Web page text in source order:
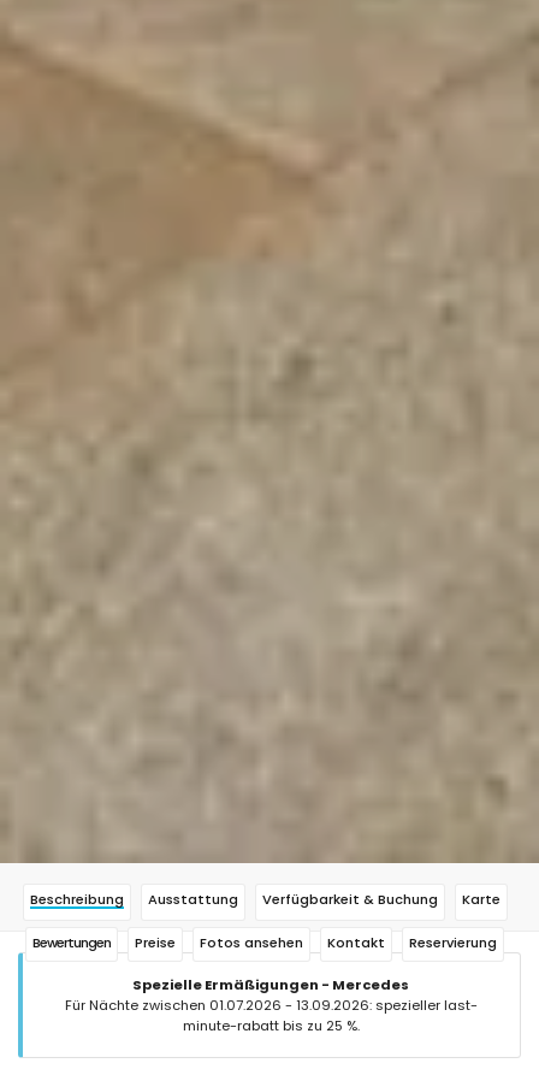
Beschreibung Ausstattung Verfügbarkeit & Buchung Karte
Bewertungen Preise Fotos ansehen Kontakt Reservierung
Spezielle Ermäßigungen - Mercedes
Für Nächte zwischen 01.07.2026 - 13.09.2026: spezieller last-
minute-rabatt bis zu 25 %.